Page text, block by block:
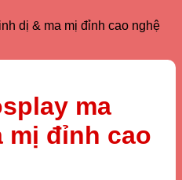
dị & ma mị đỉnh cao nghệ
ma
mị đỉnh cao